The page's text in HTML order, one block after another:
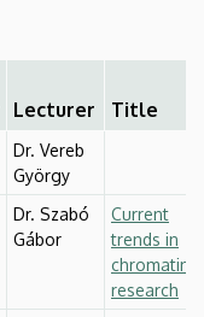
Lecturer
Title
Dr. Vereb
György
Dr. Szabó
Gábor
Current
trends in
chromatin
research